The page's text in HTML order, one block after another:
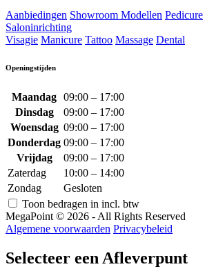
Aanbiedingen Showroom Modellen Pedicure
Saloninrichting
Visagie Manicure Tattoo Massage Dental
Openingstijden
Maandag 09:00 – 17:00
Dinsdag
09:00 – 17:00
Woensdag 09:00 – 17:00
Donderdag 09:00 – 17:00
Vrijdag
09:00 – 17:00
Zaterdag
10:00 – 14:00
Zondag
Gesloten
Toon bedragen in incl. btw
MegaPoint © 2026 - All Rights Reserved
Algemene voorwaarden Privacybeleid
Selecteer een Afleverpunt